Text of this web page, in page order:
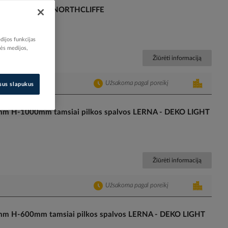
J707 T840 - NORTHCLIFFE
Žiūrėti informaciją
Užsakoma pagal poreikį
H-1000mm tamsiai pilkos spalvos LERNA - DEKO LIGHT
Žiūrėti informaciją
Užsakoma pagal poreikį
H-600mm tamsiai pilkos spalvos LERNA - DEKO LIGHT
funkcijas
medijos,
slapukus